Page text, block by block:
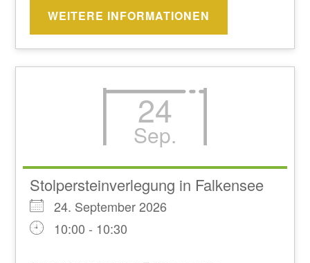
WEITERE INFORMATIONEN
24
Sep.
Stolpersteinverlegung in Falkensee
24. September 2026
10:00 - 10:30